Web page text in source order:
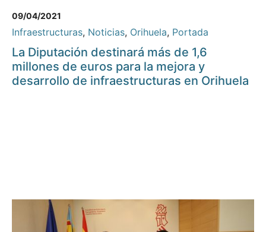
09/04/2021
Infraestructuras, Noticias, Orihuela, Portada
La Diputación destinará más de 1,6
millones de euros para la mejora y
desarrollo de infraestructuras en Orihuela